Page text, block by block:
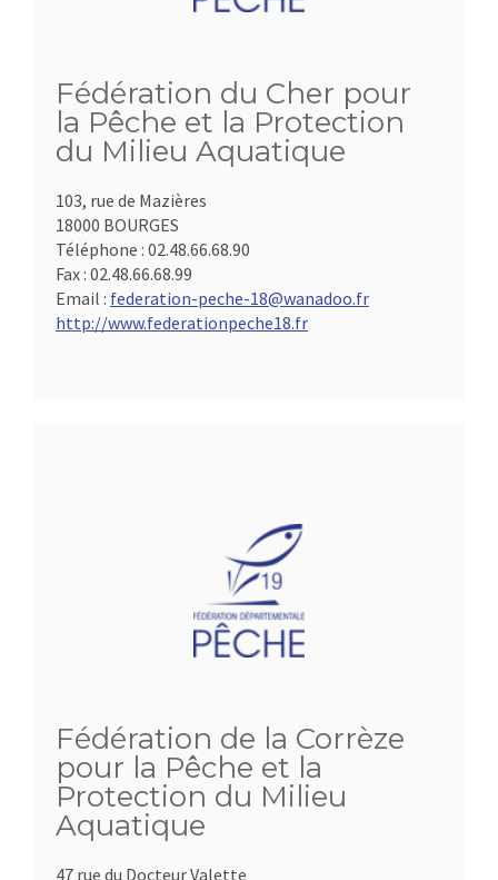
Fédération du Cher pour
la Pêche et la Protection
du Milieu Aquatique
103, rue de Mazières
18000 BOURGES
Téléphone : 02.48.66.68.90
Fax : 02.48.66.68.99
Email : federation-peche-18@wanadoo.fr
http://www.federationpeche18.fr
Fédération de la Corrèze
pour la Pêche et la
Protection du Milieu
Aquatique
47 rue du Docteur Valette